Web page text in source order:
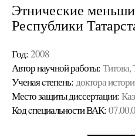
Этнические
Республики
Год: 2008
Автор научной работы: Титова,
Ученая cтепень: доктора
Место защиты диссертации:
Код cпециальности ВАК: